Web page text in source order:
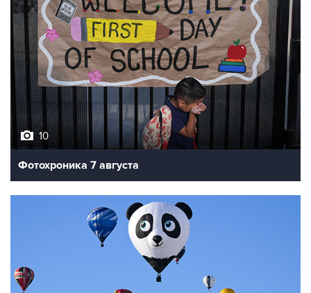
10
Фотохроника 7 августа